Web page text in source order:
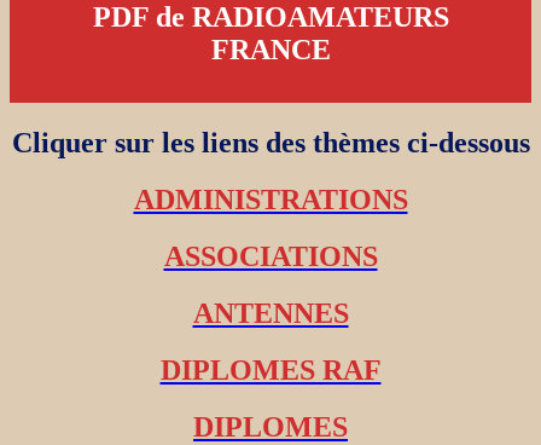
PDF de RADIOAMATEURS
FRANCE
Cliquer sur les liens des thèmes ci-dessous
ADMINISTRATIONS
ASSOCIATIONS
ANTENNES
DIPLOMES RAF
DIPLOMES